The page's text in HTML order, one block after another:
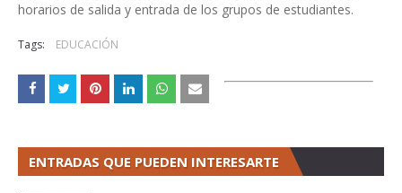
horarios de salida y entrada de los grupos de estudiantes.
Tags: EDUCACIÓN
ENTRADAS QUE PUEDEN INTERESARTE